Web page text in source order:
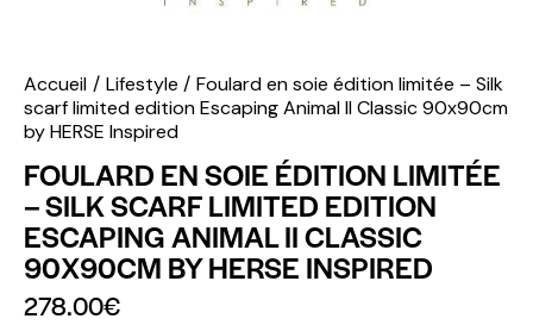
Accueil Lifestyle
Foulard en soie édition limitée – Silk
scarf limited edition Escaping Animal II Classic 90x90cm
by HERSE Inspired
FOULARD EN SOIE ÉDITION LIMITÉE
– SILK SCARF LIMITED EDITION
ESCAPING ANIMAL II CLASSIC
90X90CM BY HERSE INSPIRED
278.00€